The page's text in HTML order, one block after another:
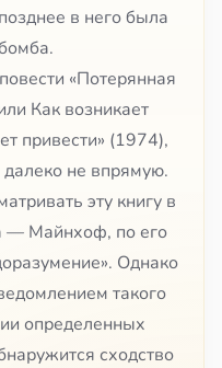
в него была
«Потерянная
Как возникает
привести» (1974),
не впрямую.
эту книгу в
— Майнхоф, по его
Однако
такого
определенных
сходство